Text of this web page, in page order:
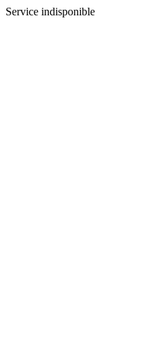
Service indisponible